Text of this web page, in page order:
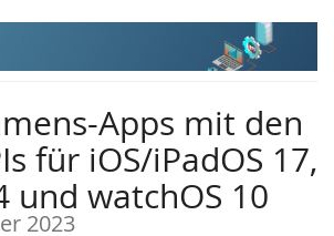
Apps mit den
für iOS/iPadOS 17,
und watchOS 10
2023